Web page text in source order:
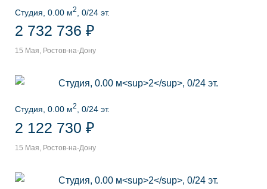
Студия, 0.00 м2 , 0/24 эт.
2 732 736 ₽
15 Мая, Ростов-на-Дону
Студия, 0.00 м2 , 0/24 эт.
2 122 730 ₽
15 Мая, Ростов-на-Дону